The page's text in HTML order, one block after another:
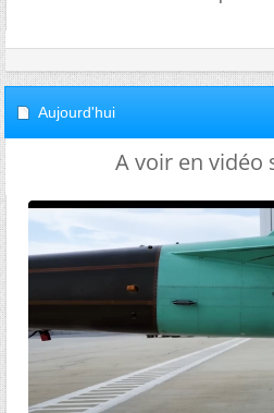
Aujourd'hui
A voir en vidéo